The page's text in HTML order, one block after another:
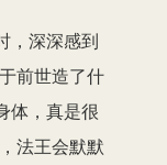
，深深感到
前世造了什
体，真是很
法王会默默